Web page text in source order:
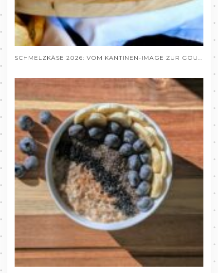
SCHMELZKÄSE 2026: VOM KANTINEN-IMAGE ZUR GOURMET-ZUTAT